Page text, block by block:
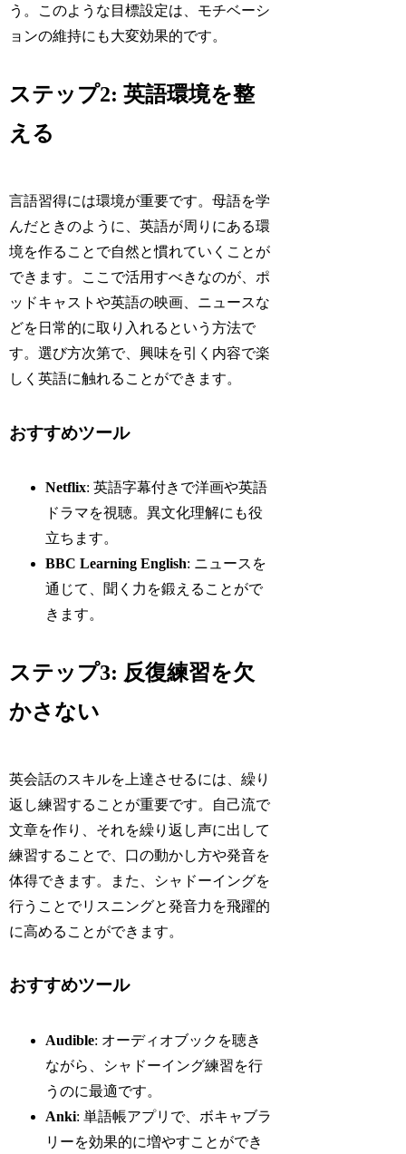
う。このような目標設定は、モチベーシ
ョンの維持にも大変効果的です。
ステップ2: 英語環境を整
える
言語習得には環境が重要です。母語を学
んだときのように、英語が周りにある環
境を作ることで自然と慣れていくことが
できます。ここで活用すべきなのが、ポ
ッドキャストや英語の映画、ニュースな
どを日常的に取り入れるという方法で
す。選び方次第で、興味を引く内容で楽
しく英語に触れることができます。
おすすめツール
Netflix: 英語字幕付きで洋画や英語
ドラマを視聴。異文化理解にも役
立ちます。
BBC Learning English: ニュースを
通じて、聞く力を鍛えることがで
きます。
ステップ3: 反復練習を欠
かさない
英会話のスキルを上達させるには、繰り
返し練習することが重要です。自己流で
文章を作り、それを繰り返し声に出して
練習することで、口の動かし方や発音を
体得できます。また、シャドーイングを
行うことでリスニングと発音力を飛躍的
に高めることができます。
おすすめツール
Audible: オーディオブックを聴き
ながら、シャドーイング練習を行
うのに最適です。
Anki: 単語帳アプリで、ボキャブラ
リーを効果的に増やすことができ